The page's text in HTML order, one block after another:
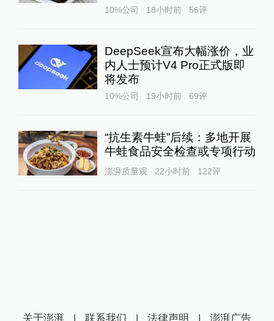
10%公司 18小时前 56评
DeepSeek宣布大幅涨价，业
内人士预计V4 Pro正式版即
将发布
10%公司 19小时前 69评
“抗生素牛蛙”后续：多地开展
牛蛙食品安全检查或专项行动
澎湃质量观 22小时前 122评
关于澎湃 | 联系我们 | 法律声明 | 澎湃广告